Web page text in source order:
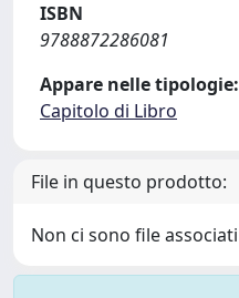
ISBN
9788872286081
Appare nelle tipologie:
Capitolo di Libro
File in questo prodotto:
Non ci sono file